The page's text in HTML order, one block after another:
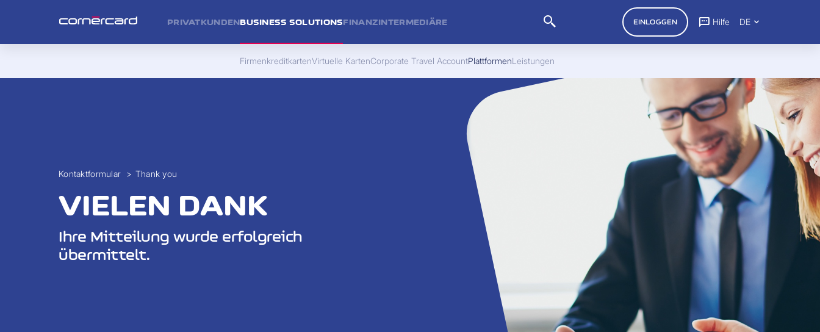
Kontaktformular > Thank you
VIELEN DANK
Ihre Mitteilung wurde erfolgreich
übermittelt.
PRIVATKUNDENBUSINESS SOLUTIONS
FirmenkreditkartenVirtuelle KartenCorporate Travel AccountPlattformenLeistungen
FINANZINTERMEDIÄRE EINLOGGEN Hilfe DE